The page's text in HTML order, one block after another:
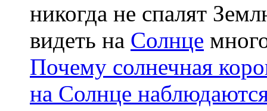
никогда не спалят
видеть на Солнце
Почему солнечная
на Солнце